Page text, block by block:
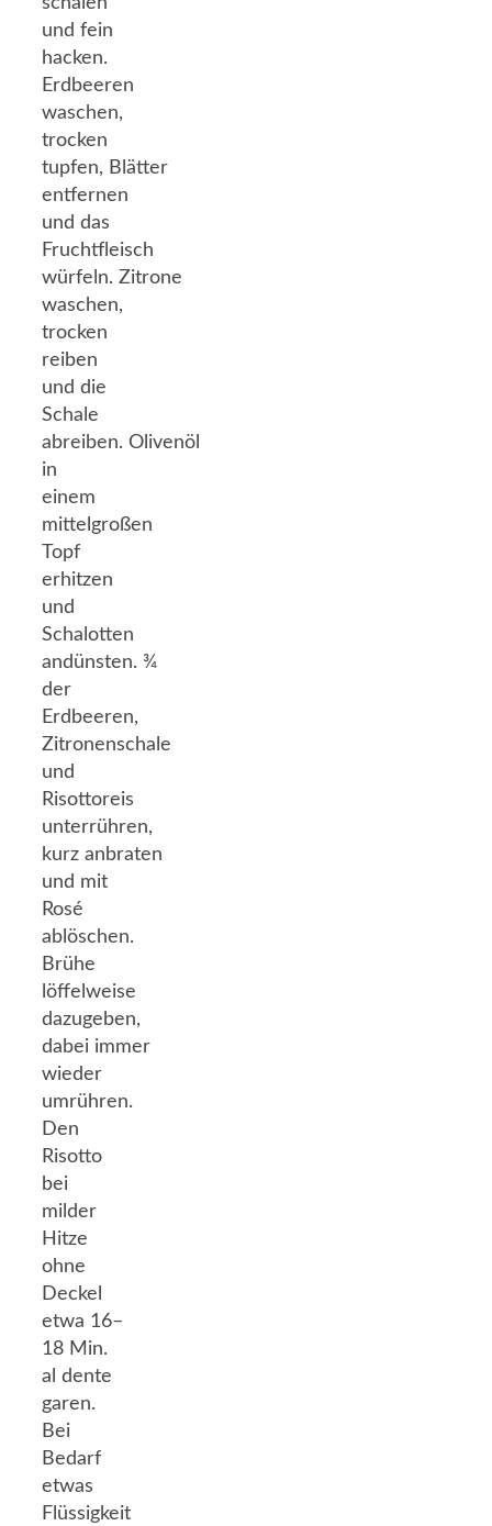
und fein
hacken.
Erdbeeren
waschen,
trocken
tupfen, Blätter
entfernen
und das
Fruchtfleisch
würfeln. Zitrone
waschen,
trocken
reiben
und die
Schale
abreiben. Olivenöl
in
einem
mittelgroßen
Topf
erhitzen
und
Schalotten
andünsten. ¾
der
Erdbeeren,
Zitronenschale
und
Risottoreis
unterrühren,
kurz anbraten
und mit
Rosé
ablöschen.
Brühe
löffelweise
dazugeben,
dabei immer
wieder
umrühren.
Den
Risotto
bei
milder
Hitze
ohne
Deckel
etwa 16–
18 Min.
al dente
garen.
Bei
Bedarf
etwas
Flüssigkeit